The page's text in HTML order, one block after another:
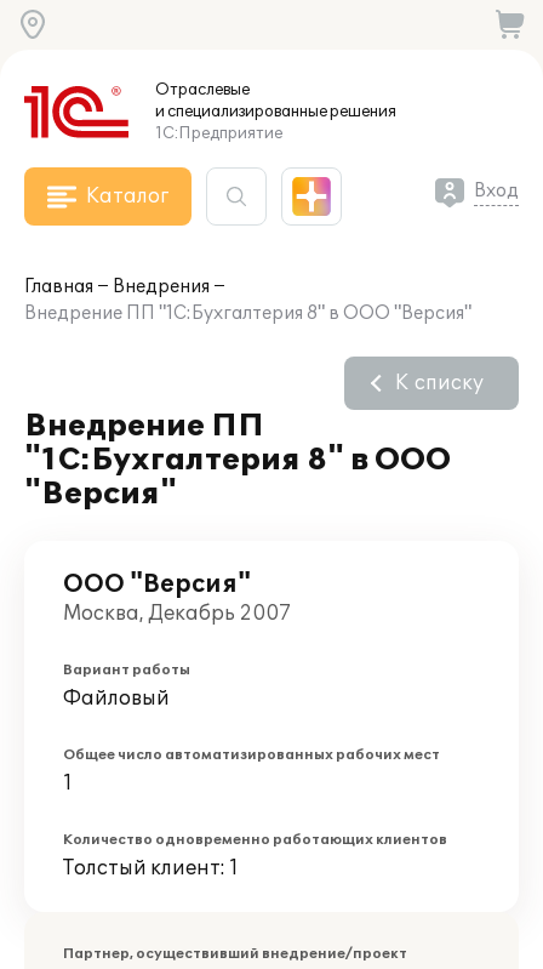
Отраслевые
и специализированныерешения
1С:Предприятие
Каталог Вход
Главная
Внедрения
Внедрение ПП "1С:Бухгалтерия 8" в ООО "Версия"
Внедрение ПП
"1С:Бухгалтерия 8" в ООО
"Версия"
К списку
ООО "Версия"
Москва, Декабрь 2007
Вариант работы
Файловый
Общее число автоматизированных рабочих мест
1
Количество одновременно работающих клиентов
Толстый клиент: 1
Партнер, осуществивший внедрение/проект